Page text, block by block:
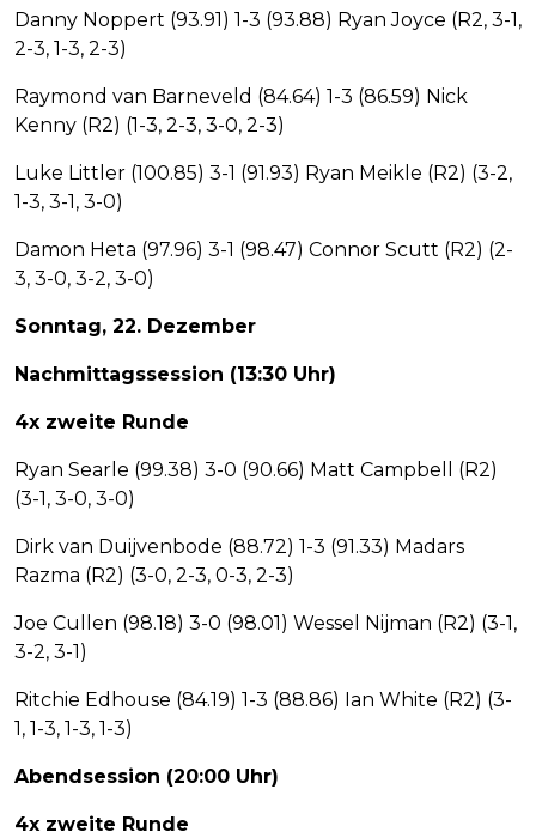
Danny Noppert (93.91) 1-3 (93.88) Ryan Joyce (R2, 3-1,
2-3, 1-3, 2-3)
Raymond van Barneveld (84.64) 1-3 (86.59) Nick
Kenny (R2) (1-3, 2-3, 3-0, 2-3)
Luke Littler (100.85) 3-1 (91.93) Ryan Meikle (R2) (3-2,
1-3, 3-1, 3-0)
Damon Heta (97.96) 3-1 (98.47) Connor Scutt (R2) (2-
3, 3-0, 3-2, 3-0)
Sonntag, 22. Dezember
Nachmittagssession (13:30 Uhr)
4x zweite Runde
Ryan Searle (99.38) 3-0 (90.66) Matt Campbell (R2)
(3-1, 3-0, 3-0)
Dirk van Duijvenbode (88.72) 1-3 (91.33) Madars
Razma (R2) (3-0, 2-3, 0-3, 2-3)
Joe Cullen (98.18) 3-0 (98.01) Wessel Nijman (R2) (3-1,
3-2, 3-1)
Ritchie Edhouse (84.19) 1-3 (88.86) Ian White (R2) (3-
1, 1-3, 1-3, 1-3)
Abendsession (20:00 Uhr)
4x zweite Runde